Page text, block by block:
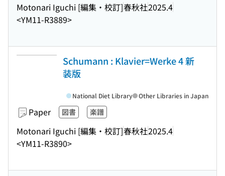
Motonari Iguchi [編集・校訂]春秋社2025.4
<YM11-R3889>
Schumann : Klavier=Werke 4 新
装版
Paper 図書 楽譜
Motonari Iguchi [編集・校訂]春秋社2025.4
<YM11-R3890>
National Diet Library Other Libraries in Japan